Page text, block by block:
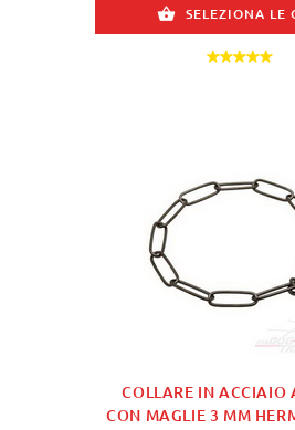
SELEZIONA LE
COLLARE IN ACCIAIO
CON MAGLIE 3 MM